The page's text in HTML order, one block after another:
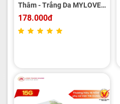
Thâm - Trắng Da MYLOVE
NEW 15g
178.000đ